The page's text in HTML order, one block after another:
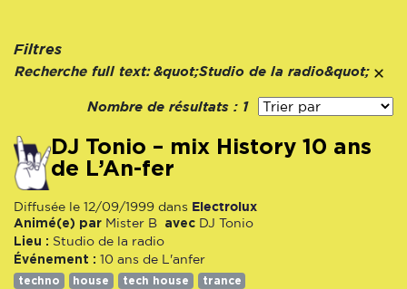
Filtres
Recherche full text: &quot;Studio de la radio&quot;
Nombre de résultats : 1
DJ Tonio – mix History 10 ans
de L’An-fer
Diffusée le 12/09/1999 dans Electrolux
Animé(e) par Mister B avec DJ Tonio
Lieu : Studio de la radio
Événement : 10 ans de L'anfer
techno house tech house trance